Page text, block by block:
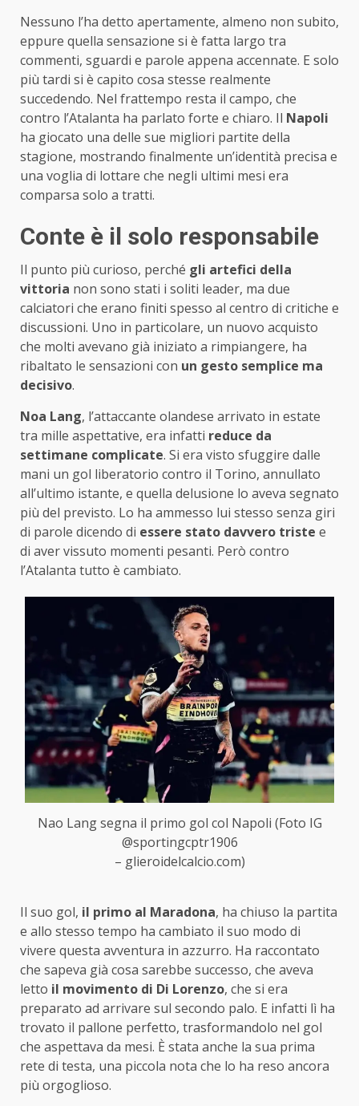
Nessuno l’ha detto apertamente, almeno non subito,
eppure quella sensazione si è fatta largo tra
commenti, sguardi e parole appena accennate. E solo
più tardi si è capito cosa stesse realmente
succedendo. Nel frattempo resta il campo, che
contro l’Atalanta ha parlato forte e chiaro. Il Napoli
ha giocato una delle sue migliori partite della
stagione, mostrando finalmente un’identità precisa e
una voglia di lottare che negli ultimi mesi era
comparsa solo a tratti.
Conte è il solo responsabile
Il punto più curioso, perché gli artefici della
vittoria non sono stati i soliti leader, ma due
calciatori che erano finiti spesso al centro di critiche e
discussioni. Uno in particolare, un nuovo acquisto
che molti avevano già iniziato a rimpiangere, ha
ribaltato le sensazioni con un gesto semplice ma
decisivo.
Noa Lang, l’attaccante olandese arrivato in estate
tra mille aspettative, era infatti reduce da
settimane complicate. Si era visto sfuggire dalle
mani un gol liberatorio contro il Torino, annullato
all’ultimo istante, e quella delusione lo aveva segnato
più del previsto. Lo ha ammesso lui stesso senza giri
di parole dicendo di essere stato davvero triste e
di aver vissuto momenti pesanti. Però contro
l’Atalanta tutto è cambiato.
Nao Lang segna il primo gol col Napoli (Foto IG
@sportingcptr1906
– glieroidelcalcio.com)
Il suo gol, il primo al Maradona, ha chiuso la partita
e allo stesso tempo ha cambiato il suo modo di
vivere questa avventura in azzurro. Ha raccontato
che sapeva già cosa sarebbe successo, che aveva
letto il movimento di Di Lorenzo, che si era
preparato ad arrivare sul secondo palo. E infatti lì ha
trovato il pallone perfetto, trasformandolo nel gol
che aspettava da mesi. È stata anche la sua prima
rete di testa, una piccola nota che lo ha reso ancora
più orgoglioso.